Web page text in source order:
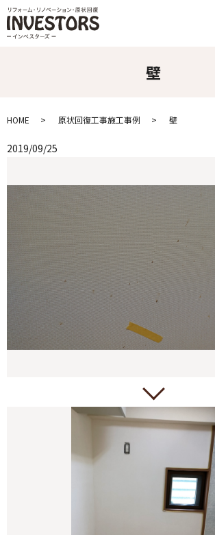
壁
HOME 原状回復工事施工事例 壁
2019/09/25